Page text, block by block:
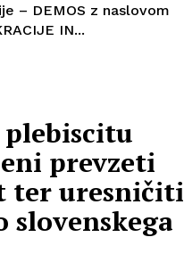
– DEMOS z naslovom
IN...
prevzeti
ter uresničiti
slovenskega